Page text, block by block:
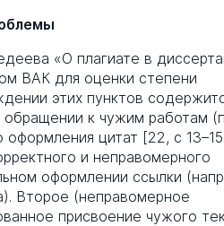
«О плагиате в
ВАК для оценки степени
этих пунктов
к чужим работам
цитат [22, с
и неправомерного
оформлении ссылки
Второе (неправомерное
присвоение чужого